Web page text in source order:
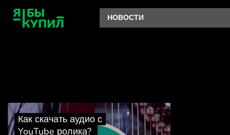
НОВОСТИ
Как скачать аудио с
YouTube ролика?